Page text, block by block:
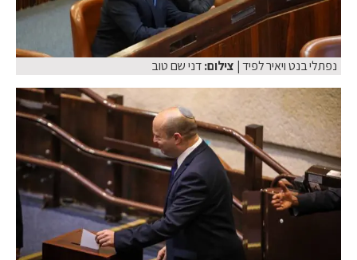
נפתלי בנט ויאיר לפיד| צילום:דני שם טוב